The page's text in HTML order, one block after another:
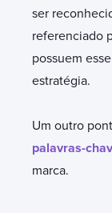
ser
referenciado
possuem
estratégia.
Um outro
palavras-
marca.